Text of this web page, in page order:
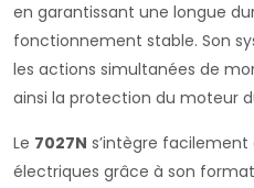
en garantissant une longue
fonctionnement stable. Son
les actions simultanées de
ainsi la protection du moteur
Le 7027N s’intègre
électriques grâce à son